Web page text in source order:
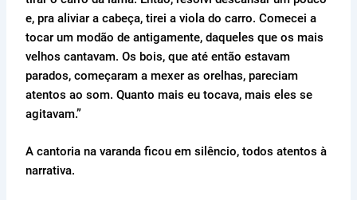
e, pra aliviar a cabeça, tirei a viola do carro. Comecei a
tocar um modão de antigamente, daqueles que os mais
velhos cantavam. Os bois, que até então estavam
parados, começaram a mexer as orelhas, pareciam
atentos ao som. Quanto mais eu tocava, mais eles se
agitavam.”
A cantoria na varanda ficou em silêncio, todos atentos à
narrativa.